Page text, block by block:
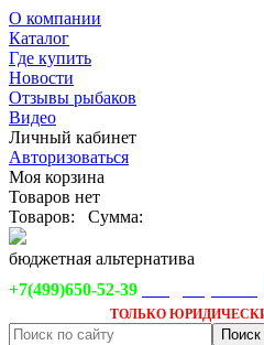
О компании
Каталог
Где купить
Новости
Отзывы рыбаков
Видео
Личный кабинет
Авторизоваться
Моя корзина
Товаров нет
Товаров:
Сумма:
бюджетная альтернатива
+7(499)650-52-39
ТОЛЬКО